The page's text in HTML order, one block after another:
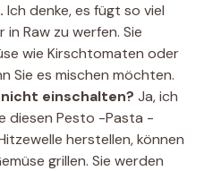
Ich denke, es fügt so viel
in Raw zu werfen. Sie
wie Kirschtomaten oder
Sie es mischen möchten.
einschalten? Ja, ich
diesen Pesto -Pasta -
herstellen, können
grillen. Sie werden